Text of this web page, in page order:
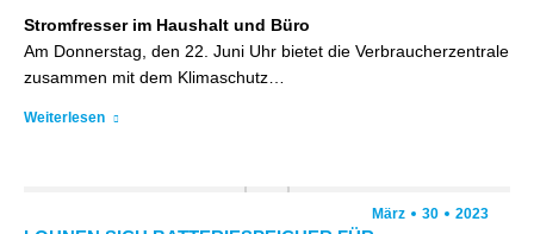
Stromfresser im Haushalt und Büro
Am Donnerstag, den 22. Juni Uhr bietet die Verbraucherzentrale
zusammen mit dem Klimaschutz…
Weiterlesen
März 30 2023